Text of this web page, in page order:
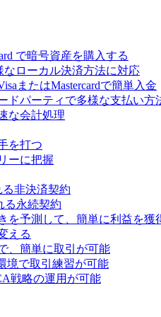
で暗号資産を購入する
ローカル決済方法に対応
またはMastercardで簡単入金
ドパーティで多様な支払い方
な会計処理
を打つ
ーに把握
非決済契約
る永続契約
を予測して、簡単に利益を獲
える
、簡単に取引が可能
境で取引練習が可能
戦略の運用が可能